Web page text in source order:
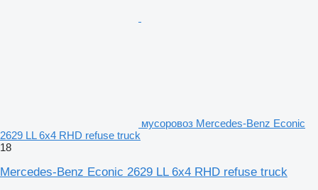
мусоровоз Mercedes-Benz Econic
2629 LL 6x4 RHD refuse truck
18
Mercedes-Benz Econic 2629 LL 6x4 RHD refuse truck